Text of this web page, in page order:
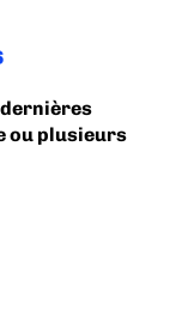
dernières
ou plusieurs